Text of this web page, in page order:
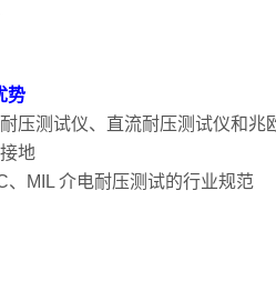
势
压测试仪、直流耐压测试仪和兆
地
MIL 介电耐压测试的行业规范